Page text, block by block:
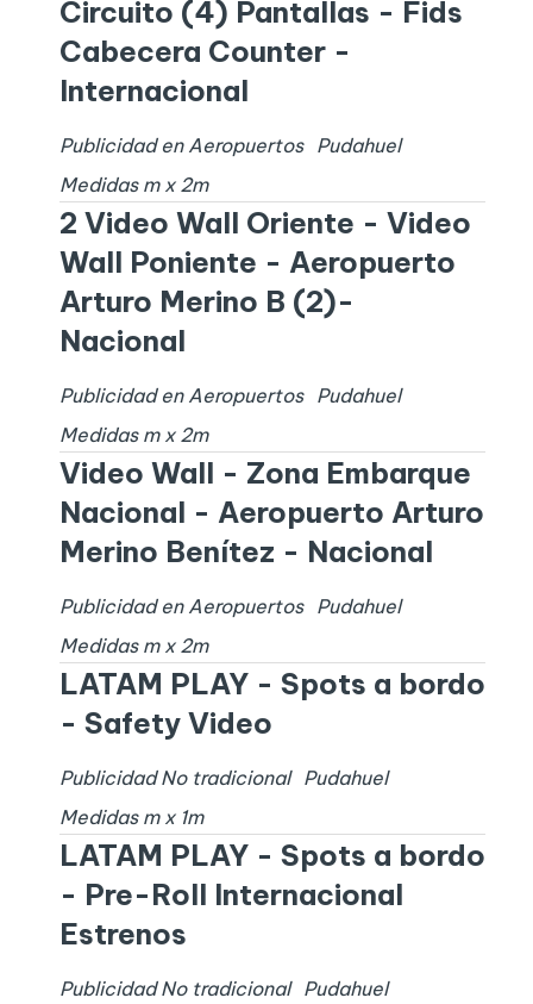
Circuito (4) Pantallas - Fids
Cabecera Counter -
Internacional
Publicidad en Aeropuertos
Pudahuel
Medidas m x 2m
2 Video Wall Oriente - Video
Wall Poniente - Aeropuerto
Arturo Merino B (2)-
Nacional
Publicidad en Aeropuertos
Pudahuel
Medidas m x 2m
Video Wall - Zona Embarque
Nacional - Aeropuerto Arturo
Merino Benítez - Nacional
Publicidad en Aeropuertos
Pudahuel
Medidas m x 2m
LATAM PLAY - Spots a bordo
- Safety Video
Publicidad No tradicional
Pudahuel
Medidas m x 1m
LATAM PLAY - Spots a bordo
- Pre-Roll Internacional
Estrenos
Publicidad No tradicional
Pudahuel